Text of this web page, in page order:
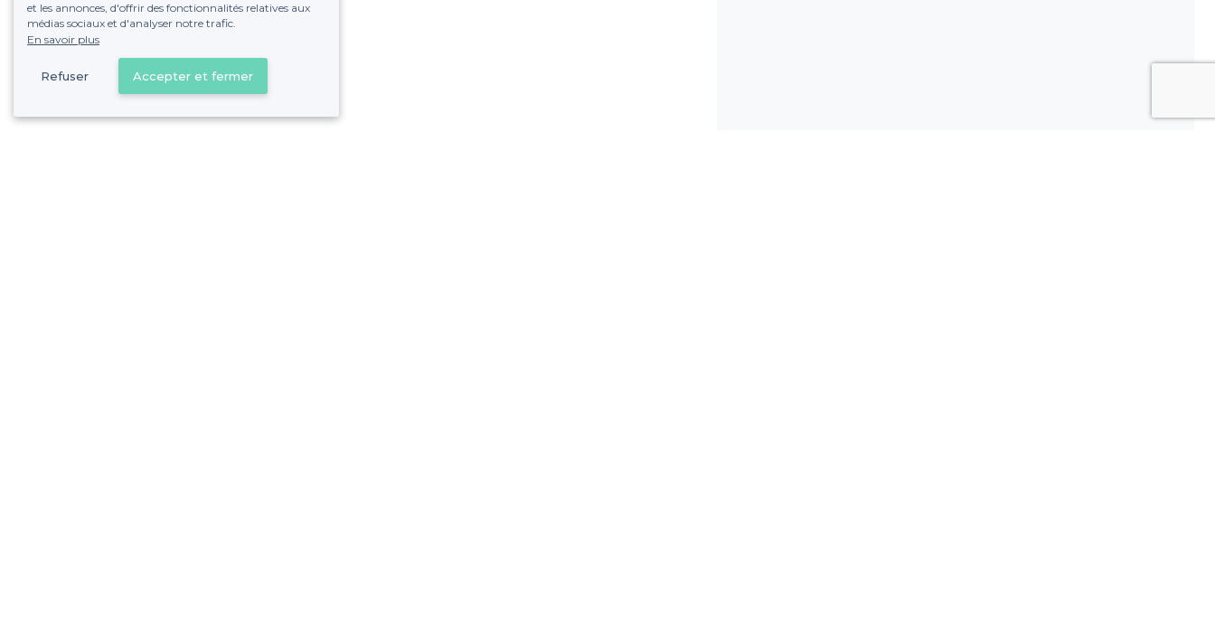
et les annonces, d'offrir des fonctionnalités relatives aux
médias sociaux et d'analyser notre trafic.
En savoir plus
Refuser Accepter et fermer